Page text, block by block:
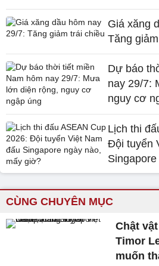
Giá xăng
Tăng
Dự báo
nay 29/7:
nguy cơ
Lịch thi
Đội tuyển
CÙNG CHUYÊN MỤC
Chật
Timor
muốn